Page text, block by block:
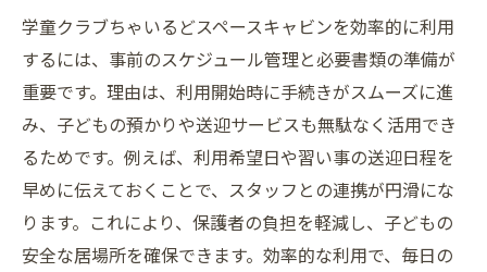
学童クラブちゃいるどスペースキャビンを効率的に利用
するには、事前のスケジュール管理と必要書類の準備が
重要です。理由は、利用開始時に手続きがスムーズに進
み、子どもの預かりや送迎サービスも無駄なく活用でき
るためです。例えば、利用希望日や習い事の送迎日程を
早めに伝えておくことで、スタッフとの連携が円滑にな
ります。これにより、保護者の負担を軽減し、子どもの
安全な居場所を確保できます。効率的な利用で、毎日の